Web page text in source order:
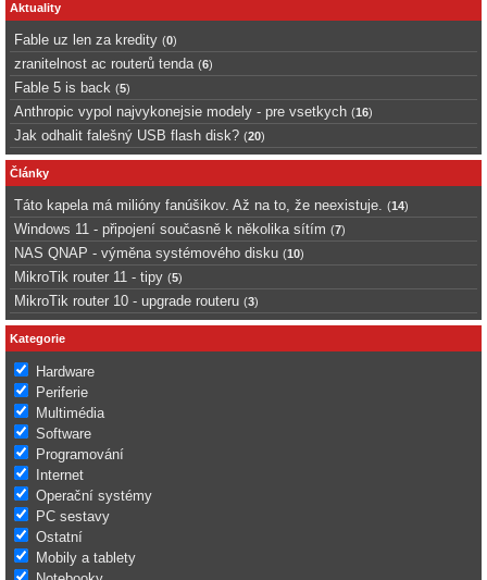
Aktuality
Fable uz len za kredity (0)
zranitelnost ac routerů tenda (6)
Fable 5 is back (5)
Anthropic vypol najvykonejsie modely - pre vsetkych (16)
Jak odhalit falešný USB flash disk? (20)
Články
Táto kapela má milióny fanúšikov. Až na to, že neexistuje. (14)
Windows 11 - připojení současně k několika sítím (7)
NAS QNAP - výměna systémového disku (10)
MikroTik router 11 - tipy (5)
MikroTik router 10 - upgrade routeru (3)
Kategorie
Hardware
Periferie
Multimédia
Software
Programování
Internet
Operační systémy
PC sestavy
Ostatní
Mobily a tablety